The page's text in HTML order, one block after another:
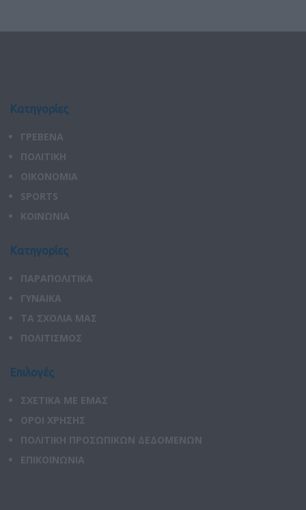
Κατηγορίες
ΓΡΕΒΕΝΑ
ΠΟΛΙΤΙΚΗ
ΟΙΚΟΝΟΜΙΑ
SPORTS
ΚΟΙΝΩΝΙΑ
Κατηγορίες
ΠΑΡΑΠΟΛΙΤΙΚΑ
ΓΥΝΑΙΚΑ
ΤΑ ΣΧΟΛΙΑ ΜΑΣ
ΠΟΛΙΤΙΣΜΟΣ
Επιλογές
ΣΧΕΤΙΚΑ ΜΕ ΕΜΑΣ
ΟΡΟΙ ΧΡΗΣΗΣ
ΠΟΛΙΤΙΚΗ ΠΡΟΣΩΠΙΚΩΝ ΔΕΔΟΜΕΝΩΝ
ΕΠΙΚΟΙΝΩΝΙΑ